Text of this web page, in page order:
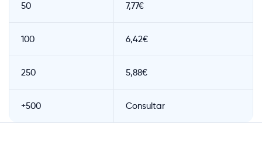
50 7,77€
100 6,42€
250 5,88€
+500 Consultar